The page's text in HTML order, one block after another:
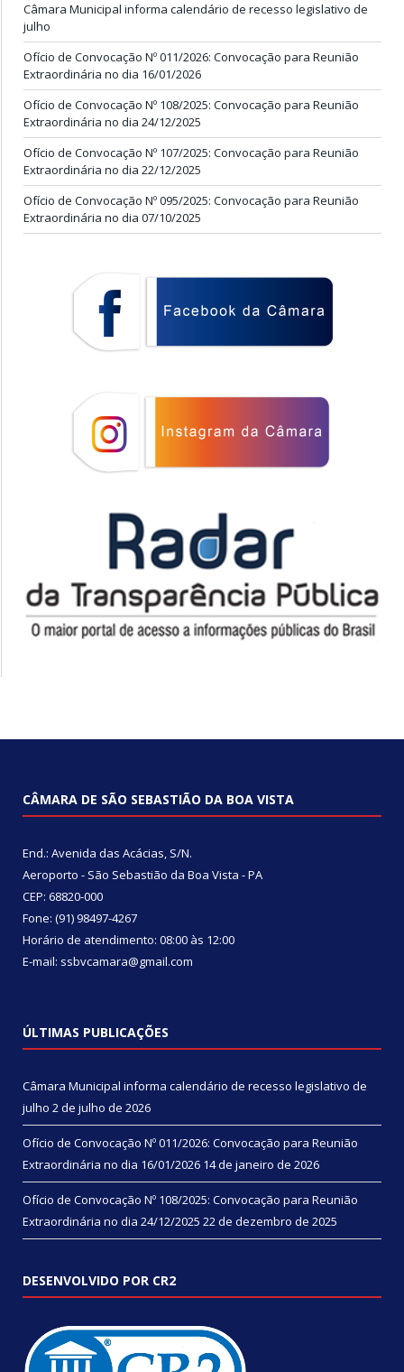
Câmara Municipal informa calendário de recesso legislativo de
julho
Ofício de Convocação Nº 011/2026: Convocação para Reunião
Extraordinária no dia 16/01/2026
Ofício de Convocação Nº 108/2025: Convocação para Reunião
Extraordinária no dia 24/12/2025
Ofício de Convocação Nº 107/2025: Convocação para Reunião
Extraordinária no dia 22/12/2025
Ofício de Convocação Nº 095/2025: Convocação para Reunião
Extraordinária no dia 07/10/2025
CÂMARA DE SÃO SEBASTIÃO DA BOA VISTA
End.: Avenida das Acácias, S/N.
Aeroporto - São Sebastião da Boa Vista - PA
CEP: 68820-000
Fone: (91) 98497-4267
Horário de atendimento: 08:00 às 12:00
E-mail: ssbvcamara@gmail.com
ÚLTIMAS PUBLICAÇÕES
Câmara Municipal informa calendário de recesso legislativo de
julho 2 de julho de 2026
Ofício de Convocação Nº 011/2026: Convocação para Reunião
Extraordinária no dia 16/01/2026 14 de janeiro de 2026
Ofício de Convocação Nº 108/2025: Convocação para Reunião
Extraordinária no dia 24/12/2025 22 de dezembro de 2025
DESENVOLVIDO POR CR2